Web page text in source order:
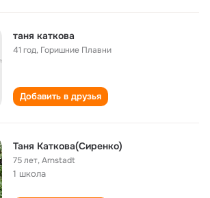
таня каткова
41 год, Горишние Плавни
Добавить в друзья
Таня Каткова(Сиренко)
75 лет,Arnstadt
1 школа